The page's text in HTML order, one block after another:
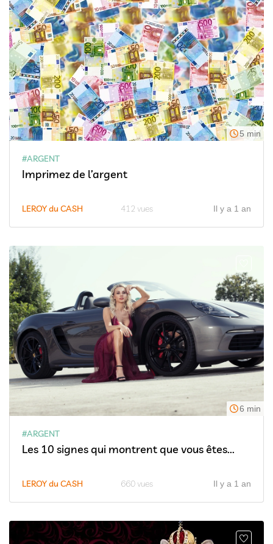
5 min
#ARGENT
Imprimez de l’argent
LEROY du CASH 412 vues Il y a 1 an
6 min
#ARGENT
Les 10 signes qui montrent que vous êtes...
LEROY du CASH 660 vues Il y a 1 an